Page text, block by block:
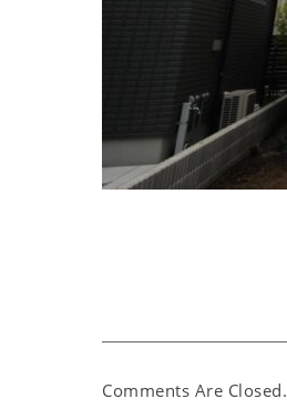
Comments Are Closed.